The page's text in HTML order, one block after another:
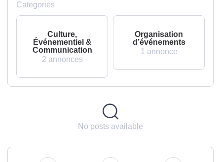
Categories
Culture,
Événementiel &
Communication
2 annonces
Organisation
d’événements
1 annonce
No posts available